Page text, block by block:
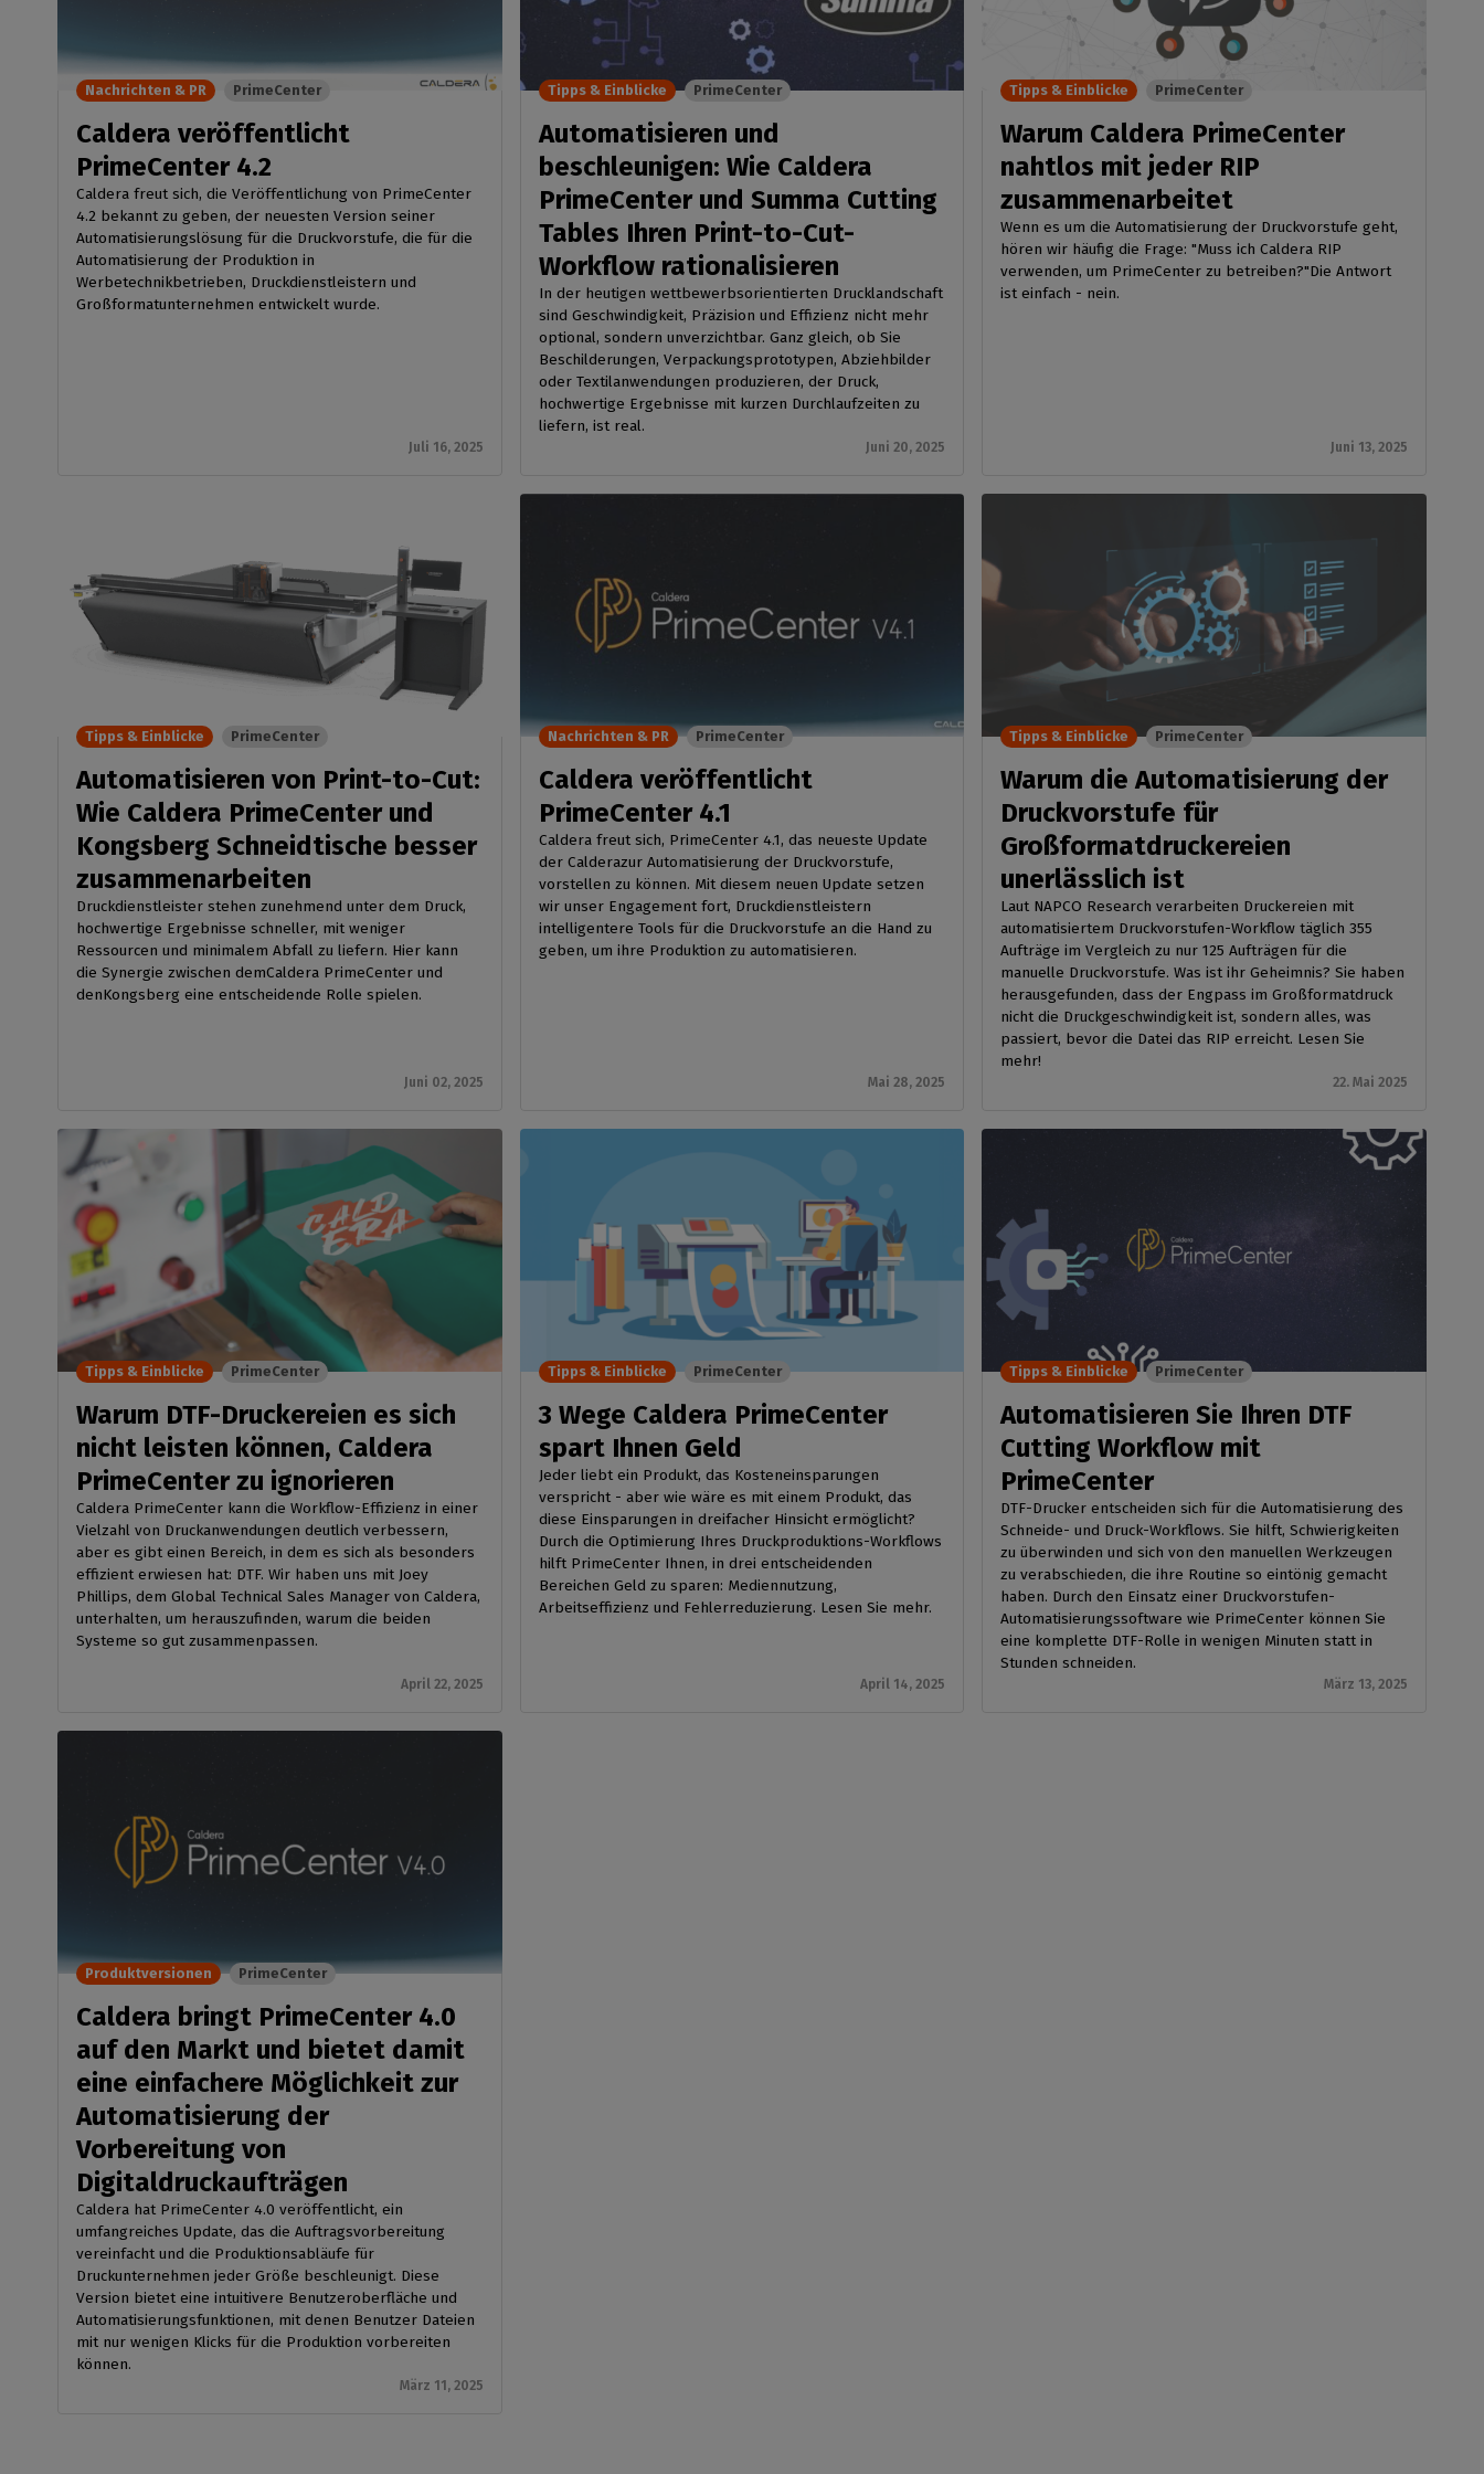
Module und ihre
leistungsstarken Vorteile
kennen
REST-API
Ihre REST-API-Lösung
DTF - DTG RIP SOFTWARE
Caldera Direct-to-
Film
Workflow-Management
SOFTWARE-VERWALTUNG
CalderaDock
Verwalten Sie alle Ihre
Caldera Lösungen
EISENWARE
DELL Computer
Vorinstallierte RIP Stationen
Spektralphotometer
Farbmessgeräte
Heimdekoration
Innendekoration drucken
Verwalten Sie Ihre industrielle
Tinte sparen
Reduzieren Sie den
Tintenverbrauch
Schneiden
Verwalten von Druck-zu-
Schneide-Workflows
Automatisierung
Rationalisieren Sie Ihre
Produktion
Kompatibilität von Hardware
und Betriebssystem
Unterstützte
Peripheriegeräte
Prüfen Sie die Kompatibilität
Ihrer Drucker und
Schneidegeräte
Erhalten Sie unsere
Nachrichten direkt in Ihre
Mailbox
Caldera veröffentlicht
PrimeCenter 4.2
Caldera freut sich, die Veröffentlichung von PrimeCenter
4.2 bekannt zu geben, der neuesten Version seiner
Automatisierungslösung für die Druckvorstufe, die für die
Automatisierung der Produktion in
Werbetechnikbetrieben, Druckdienstleistern und
Großformatunternehmen entwickelt wurde.
Juli 16, 2025
Nachrichten & PR PrimeCenter
Automatisieren und
beschleunigen: Wie Caldera
PrimeCenter und Summa Cutting
Tables Ihren Print-to-Cut-
Workflow rationalisieren
In der heutigen wettbewerbsorientierten Drucklandschaft
sind Geschwindigkeit, Präzision und Effizienz nicht mehr
optional, sondern unverzichtbar. Ganz gleich, ob Sie
Beschilderungen, Verpackungsprototypen, Abziehbilder
oder Textilanwendungen produzieren, der Druck,
hochwertige Ergebnisse mit kurzen Durchlaufzeiten zu
liefern, ist real.
Juni 20, 2025
Tipps & Einblicke PrimeCenter
Warum Caldera PrimeCenter
nahtlos mit jeder RIP
zusammenarbeitet
Wenn es um die Automatisierung der Druckvorstufe geht,
hören wir häufig die Frage: "Muss ich Caldera RIP
verwenden, um PrimeCenter zu betreiben?"Die Antwort
ist einfach - nein.
Juni 13, 2025
Tipps & Einblicke PrimeCenter
Automatisieren von Print-to-Cut:
Wie Caldera PrimeCenter und
Kongsberg Schneidtische besser
zusammenarbeiten
Druckdienstleister stehen zunehmend unter dem Druck,
hochwertige Ergebnisse schneller, mit weniger
Ressourcen und minimalem Abfall zu liefern. Hier kann
die Synergie zwischen demCaldera PrimeCenter und
denKongsberg eine entscheidende Rolle spielen.
Juni 02, 2025
Tipps & Einblicke PrimeCenter
Caldera veröffentlicht
PrimeCenter 4.1
Caldera freut sich, PrimeCenter 4.1, das neueste Update
der Calderazur Automatisierung der Druckvorstufe,
vorstellen zu können. Mit diesem neuen Update setzen
wir unser Engagement fort, Druckdienstleistern
intelligentere Tools für die Druckvorstufe an die Hand zu
geben, um ihre Produktion zu automatisieren.
Mai 28, 2025
Nachrichten & PR PrimeCenter
Warum die Automatisierung der
Druckvorstufe für
Großformatdruckereien
unerlässlich ist
Laut NAPCO Research verarbeiten Druckereien mit
automatisiertem Druckvorstufen-Workflow täglich 355
Aufträge im Vergleich zu nur 125 Aufträgen für die
manuelle Druckvorstufe. Was ist ihr Geheimnis? Sie haben
herausgefunden, dass der Engpass im Großformatdruck
nicht die Druckgeschwindigkeit ist, sondern alles, was
passiert, bevor die Datei das RIP erreicht. Lesen Sie
mehr!
22. Mai 2025
Tipps & Einblicke PrimeCenter
Warum DTF-Druckereien es sich
nicht leisten können, Caldera
PrimeCenter zu ignorieren
Caldera PrimeCenter kann die Workflow-Effizienz in einer
Vielzahl von Druckanwendungen deutlich verbessern,
aber es gibt einen Bereich, in dem es sich als besonders
effizient erwiesen hat: DTF. Wir haben uns mit Joey
Phillips, dem Global Technical Sales Manager von Caldera,
unterhalten, um herauszufinden, warum die beiden
Systeme so gut zusammenpassen.
April 22, 2025
Tipps & Einblicke PrimeCenter
3 Wege Caldera PrimeCenter
spart Ihnen Geld
Jeder liebt ein Produkt, das Kosteneinsparungen
verspricht - aber wie wäre es mit einem Produkt, das
diese Einsparungen in dreifacher Hinsicht ermöglicht?
Durch die Optimierung Ihres Druckproduktions-Workflows
hilft PrimeCenter Ihnen, in drei entscheidenden
Bereichen Geld zu sparen: Mediennutzung,
Arbeitseffizienz und Fehlerreduzierung. Lesen Sie mehr.
April 14, 2025
Tipps & Einblicke PrimeCenter
Automatisieren Sie Ihren DTF
Cutting Workflow mit
PrimeCenter
DTF-Drucker entscheiden sich für die Automatisierung des
Schneide- und Druck-Workflows. Sie hilft, Schwierigkeiten
zu überwinden und sich von den manuellen Werkzeugen
zu verabschieden, die ihre Routine so eintönig gemacht
haben. Durch den Einsatz einer Druckvorstufen-
Automatisierungssoftware wie PrimeCenter können Sie
eine komplette DTF-Rolle in wenigen Minuten statt in
Stunden schneiden.
März 13, 2025
Tipps & Einblicke PrimeCenter
Caldera bringt PrimeCenter 4.0
auf den Markt und bietet damit
eine einfachere Möglichkeit zur
Automatisierung der
Vorbereitung von
Digitaldruckaufträgen
Caldera hat PrimeCenter 4.0 veröffentlicht, ein
umfangreiches Update, das die Auftragsvorbereitung
vereinfacht und die Produktionsabläufe für
Druckunternehmen jeder Größe beschleunigt. Diese
Version bietet eine intuitivere Benutzeroberfläche und
Automatisierungsfunktionen, mit denen Benutzer Dateien
mit nur wenigen Klicks für die Produktion vorbereiten
können.
März 11, 2025
Produktversionen PrimeCenter